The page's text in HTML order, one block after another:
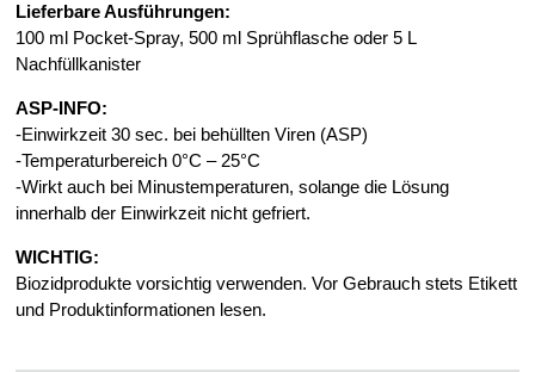
Lieferbare Ausführungen:
100 ml Pocket-Spray, 500 ml Sprühflasche oder 5 L
Nachfüllkanister
ASP-INFO:
-Einwirkzeit 30 sec. bei behüllten Viren (ASP)
-Temperaturbereich 0°C – 25°C
-Wirkt auch bei Minustemperaturen, solange die Lösung
innerhalb der Einwirkzeit nicht gefriert.
WICHTIG:
Biozidprodukte vorsichtig verwenden. Vor Gebrauch stets Etikett
und Produktinformationen lesen.